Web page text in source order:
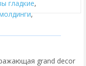
гладкие,
,
grand decor